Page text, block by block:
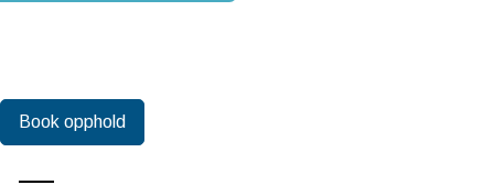
Book opphold